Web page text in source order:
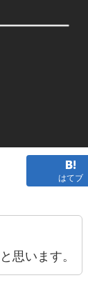
はてブ
思います。